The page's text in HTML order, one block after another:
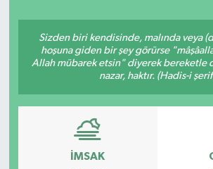
Sizden biri kendisinde, malında veya
hoşuna giden bir şey görürse
Allah mübarek etsin" diyerek bereketle
nazar, haktır. (Hadis-i
İMSAK